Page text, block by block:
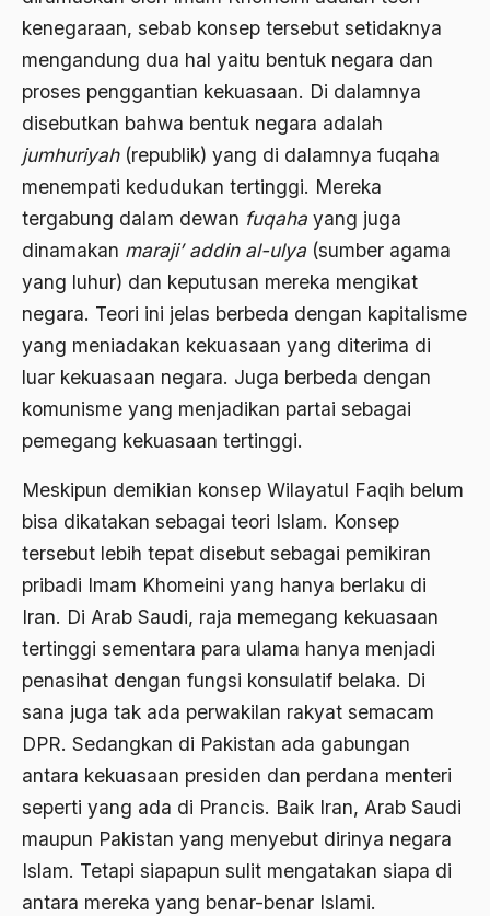
kenegaraan, sebab konsep tersebut setidaknya
mengandung dua hal yaitu bentuk negara dan
proses penggantian kekuasaan. Di dalamnya
disebutkan bahwa bentuk negara adalah
jumhuriyah(republik) yang di dalamnya fuqaha
menempati kedudukan tertinggi. Mereka
tergabung dalam dewan fuqaha yang juga
dinamakan maraji’ addin al-ulya (sumber agama
yang luhur) dan keputusan mereka mengikat
negara. Teori ini jelas berbeda dengan kapitalisme
yang meniadakan kekuasaan yang diterima di
luar kekuasaan negara. Juga berbeda dengan
komunisme yang menjadikan partai sebagai
pemegang kekuasaan tertinggi.
Meskipun demikian konsep Wilayatul Faqih belum
bisa dikatakan sebagai teori Islam. Konsep
tersebut lebih tepat disebut sebagai pemikiran
pribadi Imam Khomeini yang hanya berlaku di
Iran. Di Arab Saudi, raja memegang kekuasaan
tertinggi sementara para ulama hanya menjadi
penasihat dengan fungsi konsulatif belaka. Di
sana juga tak ada perwakilan rakyat semacam
DPR. Sedangkan di Pakistan ada gabungan
antara kekuasaan presiden dan perdana menteri
seperti yang ada di Prancis. Baik Iran, Arab Saudi
maupun Pakistan yang menyebut dirinya negara
Islam. Tetapi siapapun sulit mengatakan siapa di
antara mereka yang benar-benar Islami.
Ansor
Antara Keyakinan dan Keuletan
Anti Kekerasan
Anti Klimak
Anti-Kekerasan
António de Oliveira Salazar
Antonio Gramsci
Antony Van Leeuwenhoek
antropologi
antroposentrisme
Anwar Ibrahim
Anwar Sadat
apa yang kau cari palupi
Aparat Keamanan
APEC
Apel Akbar NU
APRI
Ar-Raniry
arab
arabisasi
arafat